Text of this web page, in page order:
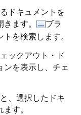
ドキュメントを
ます。
ブラ
を検索します。
ックアウト・ド
を表示し、チェ
、選択したドキ
す。